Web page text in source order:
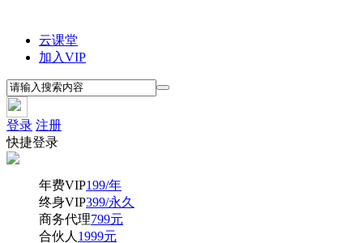
云课堂
加入VIP
登录 注册
快捷登录
年费VIP199/年
终身VIP399/永久
商务代理799元
合伙人 1999元